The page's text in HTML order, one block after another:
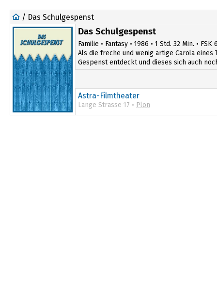
/ Das Schulgespenst
Das Schulgespenst
Familie • Fantasy • 1986 • 1 Std. 32 Min. • FSK
Als die freche und wenig artige Carola eines
Gespenst entdeckt und dieses sich auch
Astra-Filmtheater
Lange Strasse 17 • Plön